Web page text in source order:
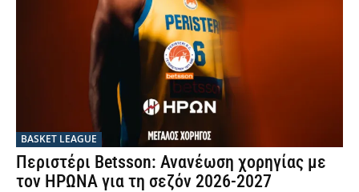
BASKET LEAGUE
Περιστέρι Betsson: Ανανέωση χορηγίας με
τον ΗΡΩΝΑ για τη σεζόν 2026-2027